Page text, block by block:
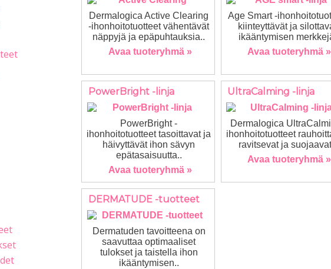
Dermalogica Active Clearing
-ihonhoitotuotteet vähentävät
näppyjä ja epäpuhtauksia..
Avaa tuoteryhmä »
Age Smart -
kiinteyttävät ja
ikääntymisen
Avaa tuoteryhmä »
PowerBright -linja
PowerBright -
ihonhoitotuotteet tasoittavat ja
häivyttävät ihon sävyn
epätasaisuutta..
Avaa tuoteryhmä »
UltraCalming -linja
Dermalogica
ihonhoitotuotteet
ravitsevat ja
Avaa tuoteryhmä »
DERMATUDE -tuotteet
Dermatuden tavoitteena on
saavuttaa optimaaliset
tulokset ja taistella ihon
ikääntymisen..